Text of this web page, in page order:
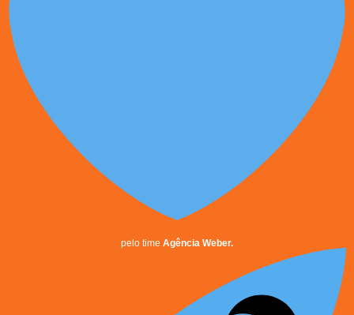
pelo time Agência Weber.